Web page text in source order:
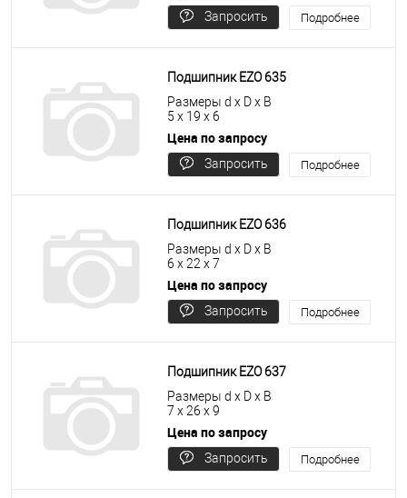
Запросить
Подробнее
Подшипник EZO 635
Размеры d x D x B
5 x 19 x 6
Цена по запросу
Запросить
Подробнее
Подшипник EZO 636
Размеры d x D x B
6 x 22 x 7
Цена по запросу
Запросить
Подробнее
Подшипник EZO 637
Размеры d x D x B
7 x 26 x 9
Цена по запросу
Запросить
Подробнее